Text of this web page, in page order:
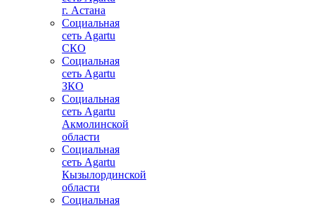
г. Астана
Социальная
сеть Agartu
СКО
Социальная
сеть Agartu
ЗКО
Социальная
сеть Agartu
Акмолинской
области
Социальная
сеть Agartu
Кызылординской
области
Социальная